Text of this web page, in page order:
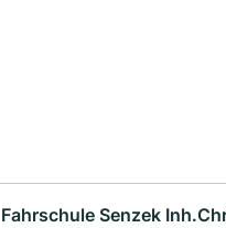
Fahrschule Senzek